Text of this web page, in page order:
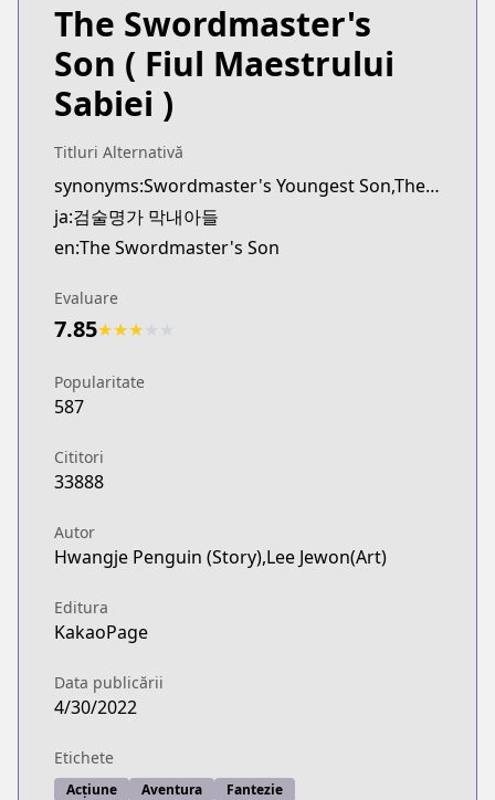
KakaoPage
KakaoPage
https://page.kakao.com/content/59264548
The Swordmaster's
Son ( Fiul Maestrului
Sabiei )
Titluri Alternativă
synonyms:Swordmaster's Youngest Son,The Youngest Son of a Master Swordsman,Geomsul Myeongga Mangnaeadeul
ja:검술명가 막내아들
en:The Swordmaster's Son
Evaluare
7.85★★★
Popularitate
587
Cititori
33888
Autor
Hwangje Penguin (Story),Lee Jewon(Art)
Editura
KakaoPage
Data publicării
4/30/2022
Etichete
Acțiune Aventura Fantezie